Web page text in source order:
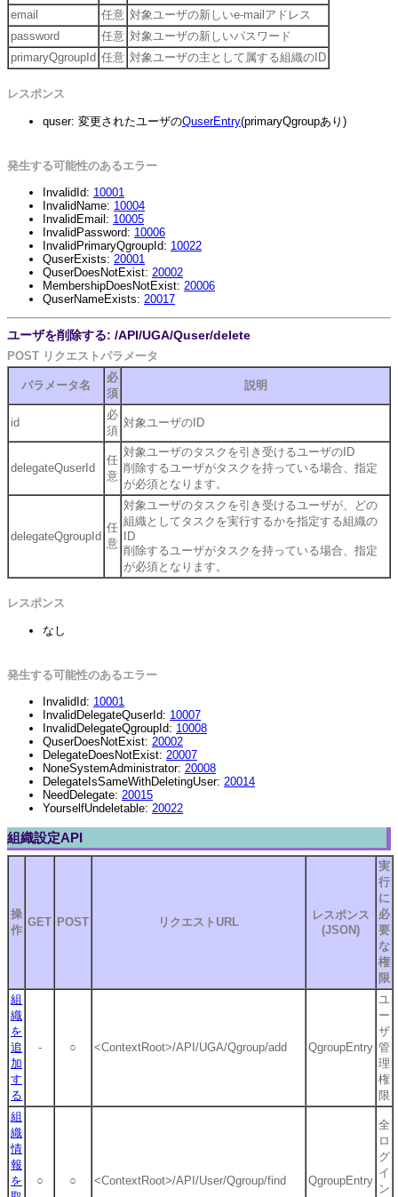
email
任意 対象ユーザの新しいe-mailアドレス
password
任意 対象ユーザの新しいパスワード
primaryQgroupId 任意 対象ユーザの主として属する組織のID
レスポンス
quser: 変更されたユーザのQuserEntry(primaryQgroupあり)
発生する可能性のあるエラー
InvalidId: 10001
InvalidName: 10004
InvalidEmail: 10005
InvalidPassword: 10006
InvalidPrimaryQgroupId: 10022
QuserExists: 20001
QuserDoesNotExist: 20002
MembershipDoesNotExist: 20006
QuserNameExists: 20017
ユーザを削除する: /API/UGA/Quser/delete
POST リクエストパラメータ
パラメータ名
必
須
説明
id
必
須
対象ユーザのID
delegateQuserId
任
意
対象ユーザのタスクを引き受けるユーザのID
削除するユーザがタスクを持っている場合、指定
が必須となります。
delegateQgroupId
任
意
対象ユーザのタスクを引き受けるユーザが、どの
組織としてタスクを実行するかを指定する組織の
ID
削除するユーザがタスクを持っている場合、指定
が必須となります。
レスポンス
なし
発生する可能性のあるエラー
InvalidId: 10001
InvalidDelegateQuserId: 10007
InvalidDelegateQgroupId: 10008
QuserDoesNotExist: 20002
DelegateDoesNotExist: 20007
NoneSystemAdministrator: 20008
DelegateIsSameWithDeletingUser: 20014
NeedDelegate: 20015
YourselfUndeletable: 20022
組織設定API
操
作
GET POST リクエストURL
レスポンス
(JSON)
実
行
に
必
要
な
権
限
組
織
を
追
加
す
る
- ○ <ContextRoot>/API/UGA/Qgroup/add QgroupEntry
ユ
ー
ザ
管
理
権
限
組
織
情
報
を
○ ○ <ContextRoot>/API/User/Qgroup/find QgroupEntry
全
ロ
グ
イ
ン